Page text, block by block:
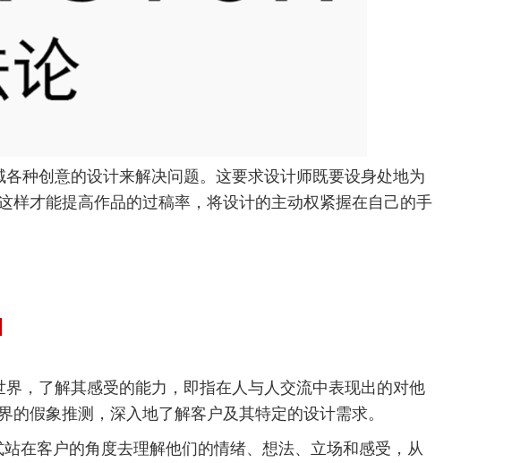
种创意的设计来解决问题。这要求设计师既要设身处地为
样才能提高作品的过稿率，将设计的主动权紧握在自己的手
，了解其感受的能力，即指在人与人交流中表现出的对他
假象推测，深入地了解客户及其特定的设计需求。
在客户的角度去理解他们的情绪、想法、立场和感受，从